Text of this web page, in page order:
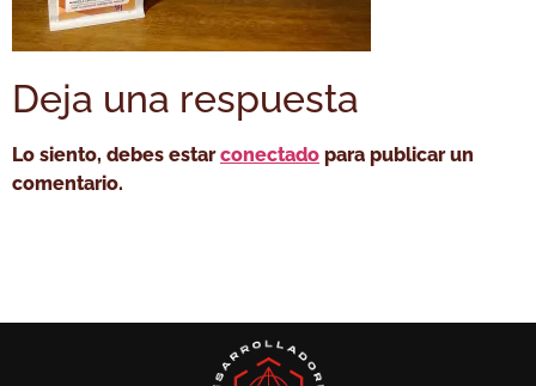
Deja una respuesta
Lo siento, debes estarconectado para publicar un
comentario.